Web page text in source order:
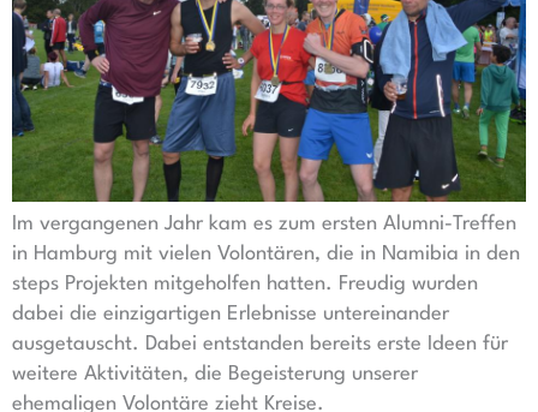
Im vergangenen Jahr kam es zum ersten Alumni-Treffen
in Hamburg mit vielen Volontären, die in Namibia in den
steps Projekten mitgeholfen hatten. Freudig wurden
dabei die einzigartigen Erlebnisse untereinander
ausgetauscht. Dabei entstanden bereits erste Ideen für
weitere Aktivitäten, die Begeisterung unserer
ehemaligen Volontäre zieht Kreise.